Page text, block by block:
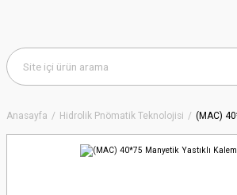
Anasayfa Hidrolik Pnömatik Teknolojisi (MAC)